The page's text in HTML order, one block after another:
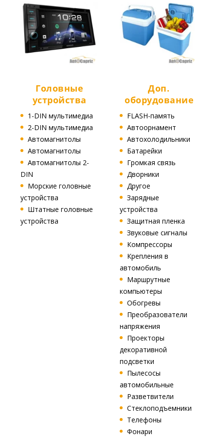
Головные
устройства
1-DIN мультимедиа
2-DIN мультимедиа
Автомагнитолы
Автомагнитолы
Автомагнитолы 2-
DIN
Морские головные
устройства
Штатные головные
устройства
Доп.
оборудование
FLASH-память
Автоорнамент
Автохолодильники
Батарейки
Громкая связь
Дворники
Другое
Зарядные
устройства
Защитная пленка
Звуковые сигналы
Компрессоры
Крепления в
автомобиль
Маршрутные
компьютеры
Обогревы
Преобразователи
напряжения
Проекторы
декоративной
подсветки
Пылесосы
автомобильные
Разветвители
Стеклоподъемники
Телефоны
Фонари